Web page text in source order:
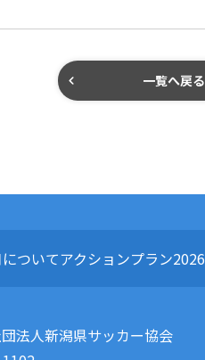
一覧へ戻る
ついてアクションプラン2026
法人新潟県サッカー協会